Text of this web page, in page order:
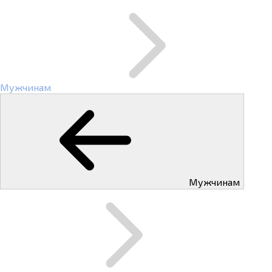
Мужчинам
Мужчинам